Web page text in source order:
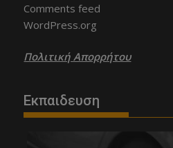
Comments feed
WordPress.org
Πολιτική Απορρήτου
Εκπαιδευση